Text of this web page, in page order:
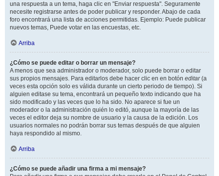
una respuesta a un tema, haga clic en "Enviar respuesta". Seguramente
necesite registrarse antes de poder publicar y responder. Abajo de cada
foro encontrará una lista de acciones permitidas. Ejemplo: Puede publicar
nuevos temas, Puede votar en las encuestas, etc.
Arriba
¿Cómo se puede editar o borrar un mensaje?
A menos que sea administrador o moderador, solo puede borrar o editar
sus propios mensajes. Para editarlos debe hacer clic en en botón editar(a
veces esta opción solo es válida durante un cierto periodo de tiempo). Si
alguien editase su tema, encontrará un pequeño texto indicando que ha
sido modificado y las veces que lo ha sido. No aparece si fue un
moderador o la administración quién lo editó, aunque la mayoría de las
veces el editor deja su nombre de usuario y la causa de la edición. Los
usuarios normales no podrán borrar sus temas después de que alguien
haya respondido al mismo.
Arriba
¿Cómo se puede añadir una firma a mi mensaje?